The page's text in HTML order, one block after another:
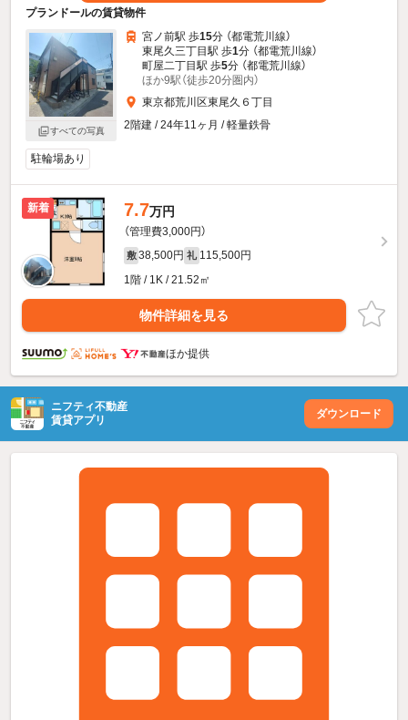
プランドールの賃貸物件
すべての写真
宮ノ前駅 歩15分 （都電荒川線）
東尾久三丁目駅 歩1分 （都電荒川線）
町屋二丁目駅 歩5分 （都電荒川線）
ほか9駅（徒歩20分圏内）
東京都荒川区東尾久６丁目
2階建 / 24年11ヶ月 / 軽量鉄骨
駐輪場あり
新着 7.7万円
（管理費3,000円）
敷 38,500円 礼 115,500円
1階 / 1K / 21.52㎡
物件詳細を見る
ほか提供
ニフティ不動産
賃貸アプリ
ダウンロード